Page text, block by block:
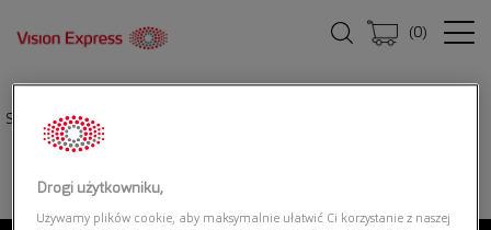
(0)
Strona główna|
Drogi użytkowniku,
Używamy plików cookie, aby maksymalnie ułatwić Ci korzystanie z naszej